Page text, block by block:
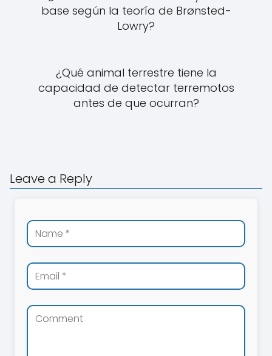
base según la teoría de Brønsted-
Lowry?
¿Qué animal terrestre tiene la
capacidad de detectar terremotos
antes de que ocurran?
Leave a Reply